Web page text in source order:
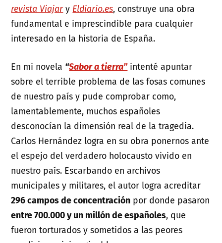
revista Viajary Eldiario.es, construye una obra
fundamental e imprescindible para cualquier
interesado en la historia de España.
En mi novela “Sabor a tierra”intenté apuntar
sobre el terrible problema de las fosas comunes
de nuestro país y pude comprobar como,
lamentablemente, muchos españoles
desconocían la dimensión real de la tragedia.
Carlos Hernández logra en su obra ponernos ante
el espejo del verdadero holocausto vivido en
nuestro país. Escarbando en archivos
municipales y militares, el autor logra acreditar
296 campos de concentración por donde pasaron
entre 700.000 y un millón de españoles, que
fueron torturados y sometidos a las peores